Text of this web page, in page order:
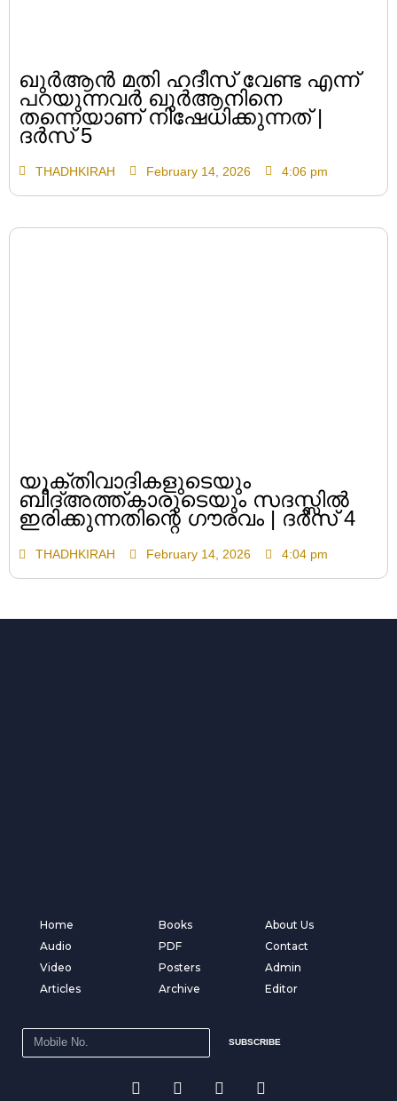
ഖുർആൻ മതി ഹദീസ് വേണ്ട എന്ന്
പറയുന്നവർ ഖുർആനിനെ
തന്നെയാണ് നിഷേധിക്കുന്നത് |
ദർസ് 5
THADHKIRAH February 14, 2026 4:06 pm
യുക്തിവാദികളുടെയും
ബിദ്അത്ത്കാരുടെയും സദസ്സിൽ
ഇരിക്കുന്നതിന്റെ ഗൗരവം | ദർസ് 4
THADHKIRAH February 14, 2026 4:04 pm
Home
Audio
Video
Articles
Books
PDF
Posters
Archive
About Us
Contact
Admin
Editor
SUBSCRIBE